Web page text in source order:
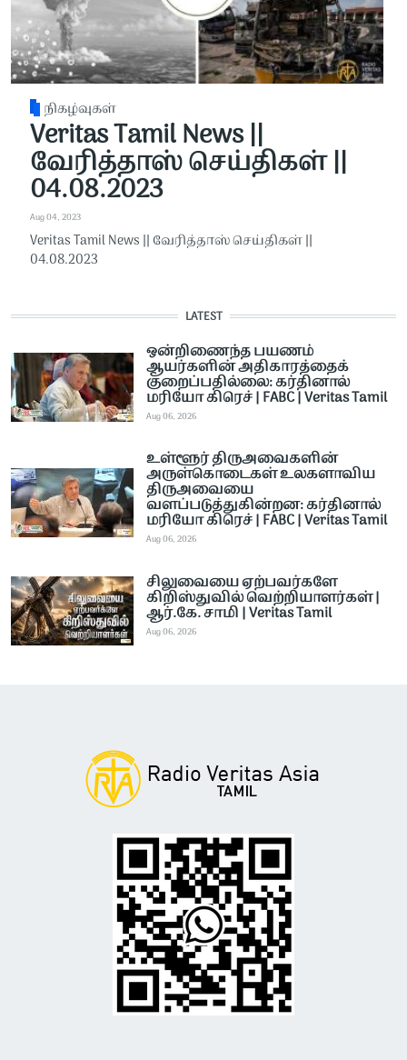
நிகழ்வுகள்
Veritas Tamil News ||
வேரித்தாஸ் செய்திகள் ||
04.08.2023
Aug 04, 2023
Veritas Tamil News || வேரித்தாஸ் செய்திகள் ||
04.08.2023
LATEST
ஒன்றிணைந்த பயணம்
ஆயர்களின் அதிகாரத்தைக்
குறைப்பதில்லை: கர்தினால்
மரியோ கிரெச் | FABC | Veritas Tamil
Aug 06, 2026
உள்ளூர் திருஅவைகளின்
அருள்கொடைகள் உலகளாவிய
திருஅவையை
வளப்படுத்துகின்றன: கர்தினால்
மரியோ கிரெச் | FABC | Veritas Tamil
Aug 06, 2026
சிலுவையை ஏற்பவர்களே
கிறிஸ்துவில் வெற்றியாளர்கள் |
ஆர்.கே. சாமி | Veritas Tamil
Aug 06, 2026